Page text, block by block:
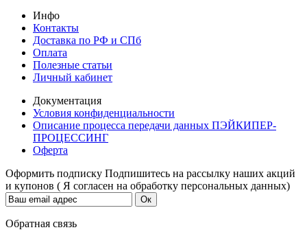
Инфо
Контакты
Доставка по РФ и СПб
Оплата
Полезные статьи
Личный кабинет
Документация
Условия конфиденциальности
Описание процесса передачи данных ПЭЙКИПЕР-
ПРОЦЕССИНГ
Оферта
Оформить подписку Подпишитесь на рассылку наших акций
и купонов ( Я согласен на обработку персональных данных)
Обратная связь